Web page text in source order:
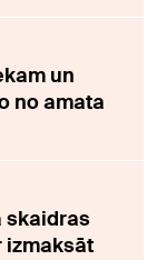
un
no amata
skaidras
izmaksāt